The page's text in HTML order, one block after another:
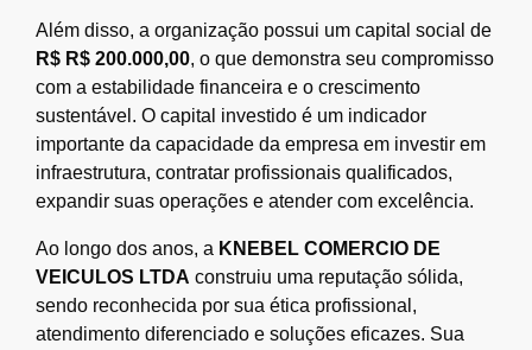
Além disso, a organização possui um capital social de
R$ R$ 200.000,00, o que demonstra seu compromisso
com a estabilidade financeira e o crescimento
sustentável. O capital investido é um indicador
importante da capacidade da empresa em investir em
infraestrutura, contratar profissionais qualificados,
expandir suas operações e atender com excelência.
Ao longo dos anos, a KNEBEL COMERCIO DE
VEICULOS LTDA construiu uma reputação sólida,
sendo reconhecida por sua ética profissional,
atendimento diferenciado e soluções eficazes. Sua